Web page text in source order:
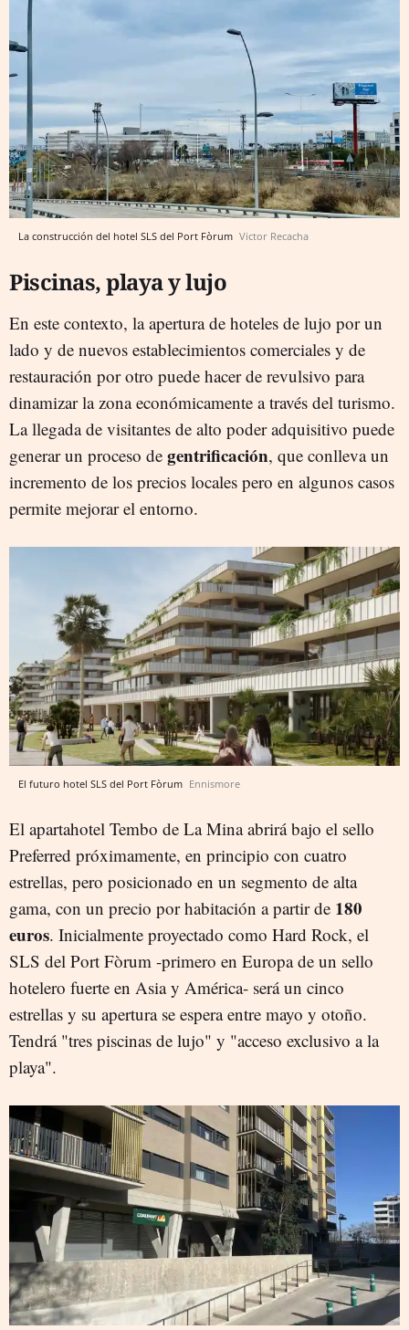
La construcción del hotel SLS del Port Fòrum Victor Recacha
Piscinas, playa y lujo
En este contexto, la apertura de hoteles de lujo por un
lado y de nuevos establecimientos comerciales y de
restauración por otro puede hacer de revulsivo para
dinamizar la zona económicamente a través del turismo.
La llegada de visitantes de alto poder adquisitivo puede
generar un proceso de gentrificación, que conlleva un
incremento de los precios locales pero en algunos casos
permite mejorar el entorno.
El futuro hotel SLS del Port Fòrum Ennismore
El apartahotel Tembo de La Mina abrirá bajo el sello
Preferred próximamente, en principio con cuatro
estrellas, pero posicionado en un segmento de alta
gama, con un precio por habitación a partir de 180
euros. Inicialmente proyectado como Hard Rock, el
SLS del Port Fòrum -primero en Europa de un sello
hotelero fuerte en Asia y América- será un cinco
estrellas y su apertura se espera entre mayo y otoño.
Tendrá "tres piscinas de lujo" y "acceso exclusivo a la
playa".